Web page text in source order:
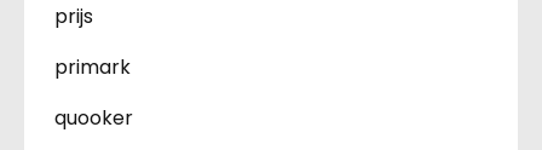
prijs
primark
quooker